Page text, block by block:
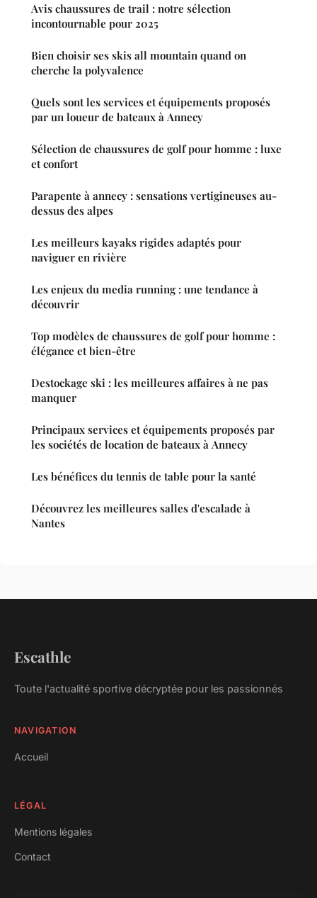
Avis chaussures de trail : notre sélection
incontournable pour 2025
Bien choisir ses skis all mountain quand on
cherche la polyvalence
Quels sont les services et équipements proposés
par un loueur de bateaux à Annecy
Sélection de chaussures de golf pour homme : luxe
et confort
Parapente à annecy : sensations vertigineuses au-
dessus des alpes
Les meilleurs kayaks rigides adaptés pour
naviguer en rivière
Les enjeux du media running : une tendance à
découvrir
Top modèles de chaussures de golf pour homme :
élégance et bien-être
Destockage ski : les meilleures affaires à ne pas
manquer
Principaux services et équipements proposés par
les sociétés de location de bateaux à Annecy
Les bénéfices du tennis de table pour la santé
Découvrez les meilleures salles d'escalade à
Nantes
Escathle
Toute l'actualité sportive décryptée pour les passionnés
NAVIGATION
Accueil
LÉGAL
Mentions légales
Contact